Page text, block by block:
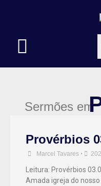
Sermões em
Provérbios
Marcel Tavares •
Leitura: Provérbios
Amada igreja do